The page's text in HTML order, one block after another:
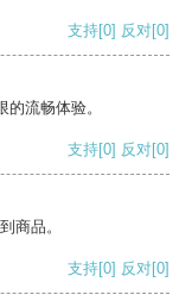
支持[0] 反对[0]
流畅体验。
支持[0] 反对[0]
商品。
支持[0] 反对[0]